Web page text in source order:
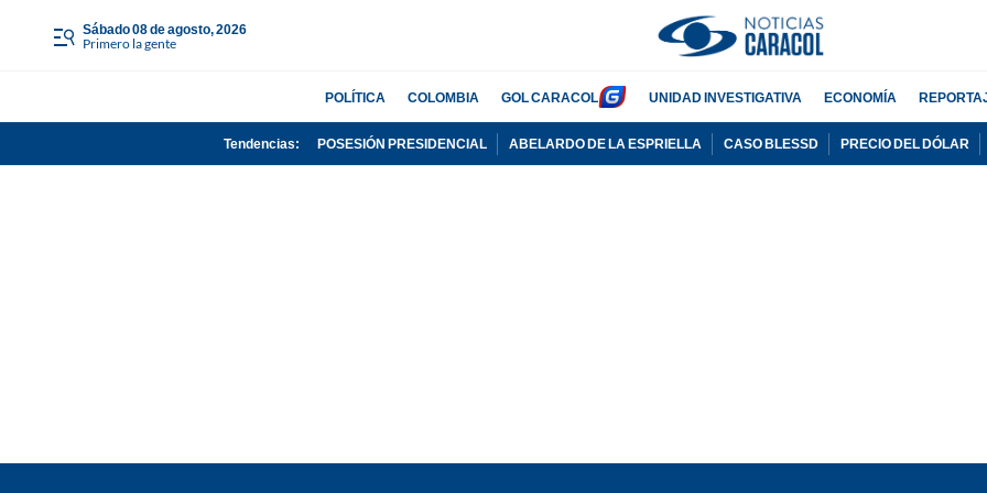
sábado 08 de agosto, 2026
Primero la gente
POLÍTICA COLOMBIA GOL CARACOL UNIDAD INVESTIGATIVA ECONOMÍA
Tendencias: POSESIÓN PRESIDENCIAL ABELARDO DE LA ESPRIELLA CASO BLESSD PRECIO DEL DÓLAR